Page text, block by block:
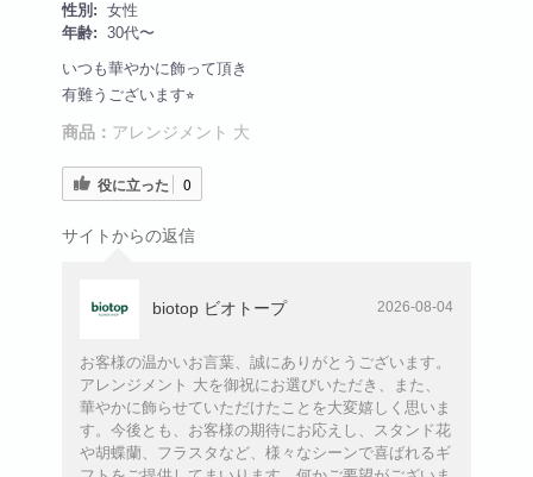
性別: 女性
年齢: 30代〜
いつも華やかに飾って頂き
有難うございます⭐︎
商品： アレンジメント 大
役に立った 0
サイトからの返信
biotop ビオトープ 2026-08-04
お客様の温かいお言葉、誠にありがとうございます。
アレンジメント 大を御祝にお選びいただき、また、
華やかに飾らせていただけたことを大変嬉しく思いま
す。今後とも、お客様の期待にお応えし、スタンド花
や胡蝶蘭、フラスタなど、様々なシーンで喜ばれるギ